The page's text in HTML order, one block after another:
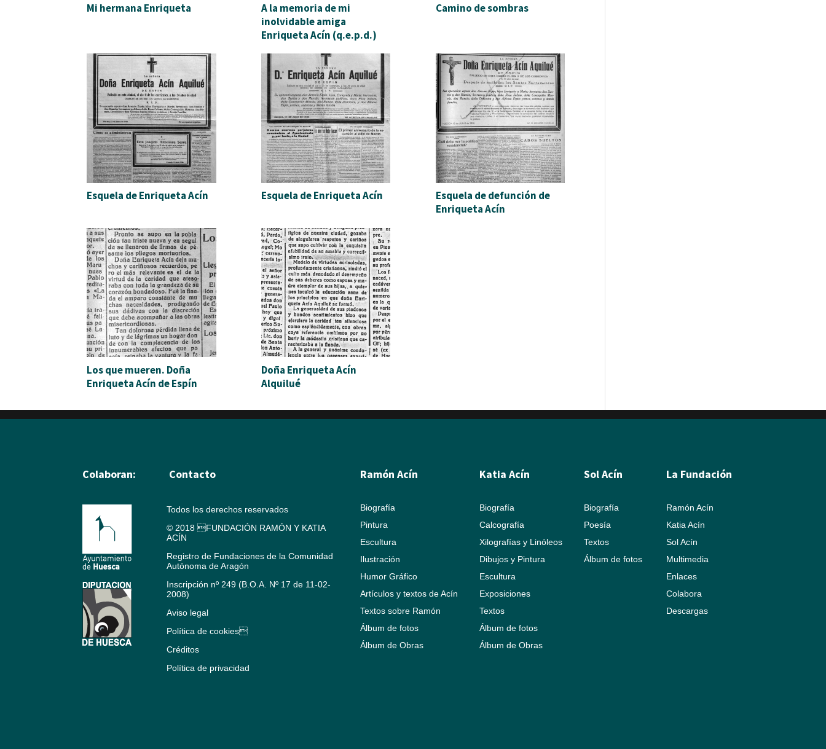
Mi hermana Enriqueta
A la memoria de mi
inolvidable amiga
Enriqueta Acín (q.e.p.d.)
Camino de sombras
Esquela de Enriqueta Acín Esquela de Enriqueta Acín
Esquela de defunción de
Enriqueta Acín
Los que mueren. Doña
Enriqueta Acín de Espín
Doña Enriqueta Acín
Alquilué
Colaboran: Contacto
Todos los derechos reservados
© 2018 FUNDACIÓN RAMÓN Y KATIA
ACÍN
Registro de Fundaciones de la Comunidad
Autónoma de Aragón
Inscripción nº 249 (B.O.A. Nº 17 de 11-02-
2008)
Aviso legal
Política de cookies
Créditos
Política de privacidad
Ramón Acín
Biografía
Pintura
Escultura
Ilustración
Humor Gráfico
Artículos y textos de Acín
Textos sobre Ramón
Álbum de fotos
Álbum de Obras
Katia Acín
Biografía
Calcografía
Xilografías y Linóleos
Dibujos y Pintura
Escultura
Exposiciones
Textos
Álbum de fotos
Álbum de Obras
Sol Acín
Biografía
Poesía
Textos
Álbum de fotos
La Fundación
Ramón Acín
Katia Acín
Sol Acín
Multimedia
Enlaces
Colabora
Descargas